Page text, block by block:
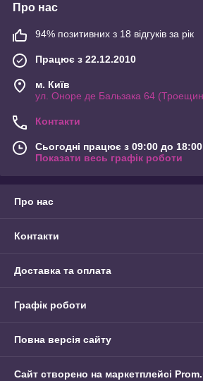
Про нас
94% позитивних з 18 відгуків за рік
Працює з 22.12.2010
м. Київ
ул. Оноре де Бальзака 64
Контакти
Сьогодні працює з 09:00 до 18:00
Показати весь графік роботи
Про нас
Контакти
Доставка та оплата
Графік роботи
Повна версія сайту
Сайт створено на маркетплейсі